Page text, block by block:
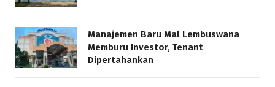
Manajemen Baru Mal Lembuswana
Memburu Investor, Tenant
Dipertahankan